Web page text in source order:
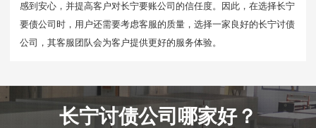
感到安心，并提高客户对长宁要账公司的信任度。因此，在选择长宁
要债公司时，用户还需要考虑客服的质量，选择一家良好的长宁讨债
公司，其客服团队会为客户提供更好的服务体验。
长宁讨债公司哪家好？